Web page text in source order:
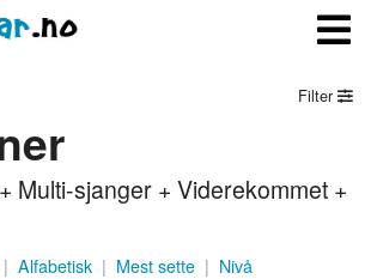
Filter
Multi-sjanger + Viderekommet +
| Alfabetisk | Mest sette | Nivå